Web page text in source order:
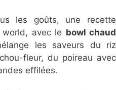
les goûts, une recette
world, avec le bowl chaud
les saveurs du riz
fleur, du poireau avec
effilées.